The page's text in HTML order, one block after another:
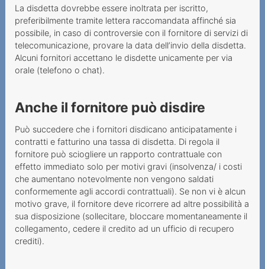
La disdetta dovrebbe essere inoltrata per iscritto,
preferibilmente tramite lettera raccomandata affinché sia
possibile, in caso di controversie con il fornitore di servizi di
telecomunicazione, provare la data dell’invio della disdetta.
Alcuni fornitori accettano le disdette unicamente per via
orale (telefono o chat).
Anche il fornitore può disdire
Può succedere che i fornitori disdicano anticipatamente i
contratti e fatturino una tassa di disdetta. Di regola il
fornitore può sciogliere un rapporto contrattuale con
effetto immediato solo per motivi gravi (insolvenza/ i costi
che aumentano notevolmente non vengono saldati
conformemente agli accordi contrattuali). Se non vi è alcun
motivo grave, il fornitore deve ricorrere ad altre possibilità a
sua disposizione (sollecitare, bloccare momentaneamente il
collegamento, cedere il credito ad un ufficio di recupero
crediti).